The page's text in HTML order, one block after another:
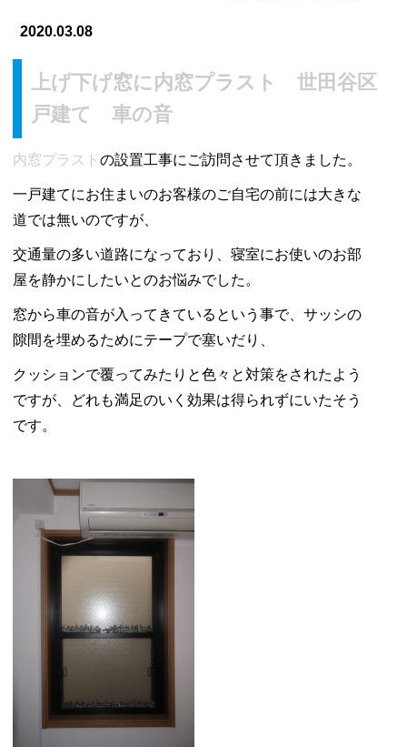
い
コ
ノ
ー
ン
エ
ネ
2020.03.08
上げ下げ窓に内窓プラスト 世田谷区
戸建て 車の音
内窓プラスト の設置工事にご訪問させて頂きました。
一戸建てにお住まいのお客様のご自宅の前には大きな
道では無いのですが、
交通量の多い道路になっており、寝室にお使いのお部
屋を静かにしたいとのお悩みでした。
窓から車の音が入ってきているという事で、サッシの
隙間を埋めるためにテープで塞いだり、
クッションで覆ってみたりと色々と対策をされたよう
ですが、どれも満足のいく効果は得られずにいたそう
です。